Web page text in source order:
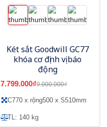
Két sắt Goodwill GC77
khóa cơ định vị báo
động
7.799.000₫9.000.000₫
C770 x rộng500 x S510mm
TL: 140 kg